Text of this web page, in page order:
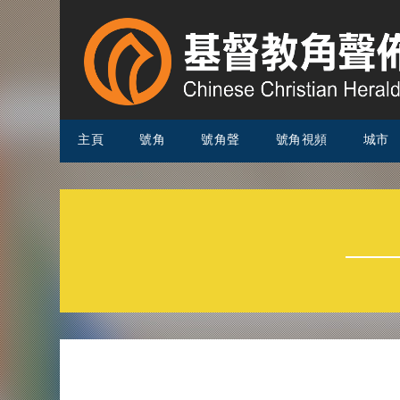
主頁 號角 號角聲 號角視頻 城市